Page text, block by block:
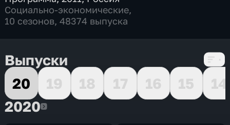
Социально-экономические,
10 сезонов, 48374 выпуска
Выпуски
20
19 18 17 16 15
14
20202020